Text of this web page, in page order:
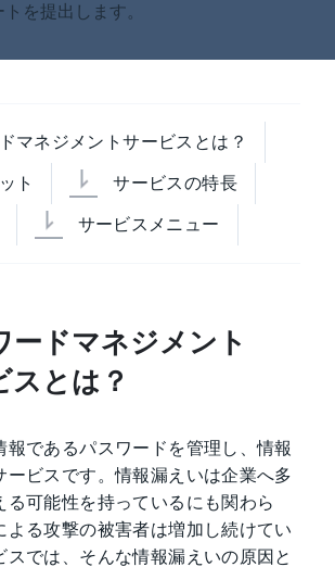
を提出します。
マネジメントサービスとは？
ト サービスの特長
サービスメニュー
ードマネジメント
スとは？
報であるパスワードを管理し、情報
ービスです。情報漏えいは企業へ多
る可能性を持っているにも関わら
よる攻撃の被害者は増加し続けてい
スでは、そんな情報漏えいの原因と